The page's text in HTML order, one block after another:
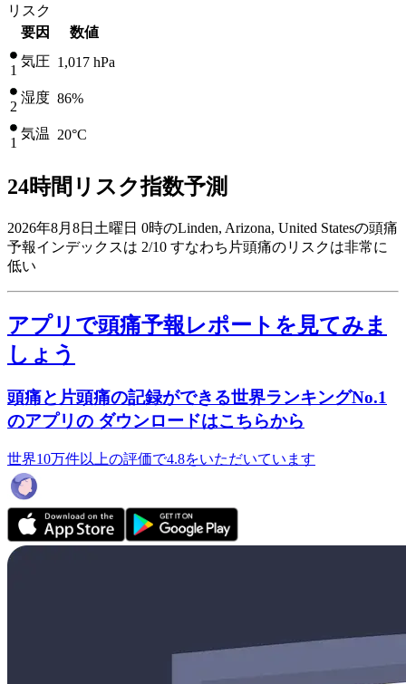
リスク
要因
数値
1
気圧 1,017 hPa
2
湿度 86%
1
気温 20°C
24時間リスク指数予測
2026年8月8日土曜日 0時のLinden, Arizona, United Statesの頭痛
予報インデックスは 2/10 すなわち片頭痛のリスクは非常に
低い
アプリで頭痛予報レポートを見てみま
しょう
頭痛と片頭痛の記録ができる世界ランキングNo.1
のアプリの ダウンロードはこちらから
世界10万件以上の評価で4.8をいただいています